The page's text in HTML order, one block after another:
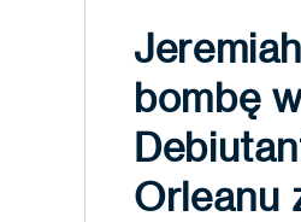
bombę
Orleanu